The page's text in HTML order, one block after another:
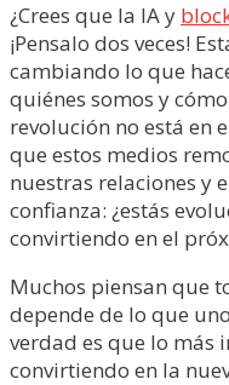
¿Crees que la IA y
¡Pensalo dos veces!
cambiando lo que
quiénes somos y
revolución no está en
que estos medios
nuestras relaciones y
confianza: ¿estás
convirtiendo en el
Muchos piensan que
depende de lo que
verdad es que lo más
convirtiendo en la